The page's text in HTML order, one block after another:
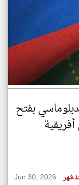
بفتح
Jun 30, 2026
شهر